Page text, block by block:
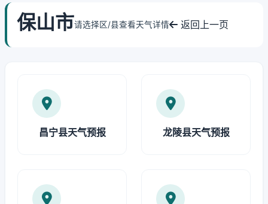
保山市请选择区/县查看天气详情 返回上一页
昌宁县天气预报 龙陵县天气预报